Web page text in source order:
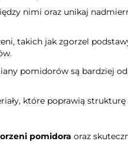
nimi oraz unikaj
takich jak zgorzel
pomidorów są bardziej
które poprawią strukturę
pomidora oraz